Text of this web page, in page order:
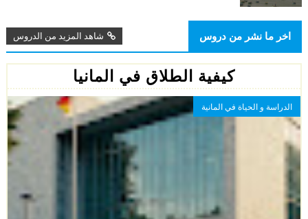
اخر ما نشر من دروس شاهد المزيد من الدروس
كيفية الطلاق في المانيا
الدراسة و الحياة في المانية